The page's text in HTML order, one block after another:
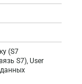
(S7
S7), User